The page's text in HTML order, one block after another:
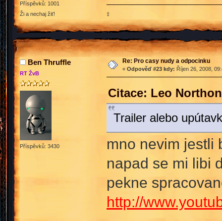
Příspěvků: 1001
Ži a nechaj žiť!
‡
Ben Thruffle
RT ŽvB
Příspěvků: 3430
Re: Pro casy nudy a odpocinku
« Odpověď #23 kdy: Říjen 26, 2008,
Citace: Leo
Trailer alebo
mno nevim jestli
napad se mi libi
pekne
http://